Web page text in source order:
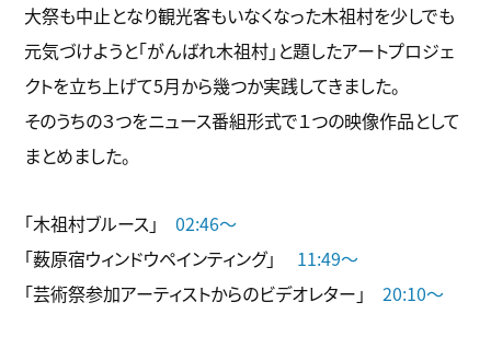
大祭も中止となり観光客もいなくなった木祖村を少しでも
元気づけようと「がんばれ木祖村」と題したアートプロジェ
クトを立ち上げて5月から幾つか実践してきました。
そのうちの３つをニュース番組形式で１つの映像作品として
まとめました。
「木祖村ブルース」02:46～
「薮原宿ウィンドウペインティング」 11:49～
「芸術祭参加アーティストからのビデオレター」20:10～